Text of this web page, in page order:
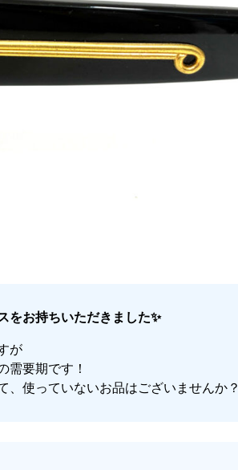
をお持ちいただきました✨
が
需要期です！
、使っていないお品はございませんか？